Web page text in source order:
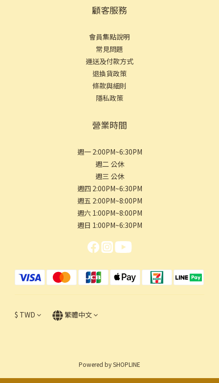
筆逛逛～
顧客服務
會員集點說明
常見問題
運送及付款方式
退換貨政策
條款與細則
隱私政策
營業時間
週一 2:00PM~6:30PM
週二 公休
週三 公休
週四 2:00PM~6:30PM
週五 2:00PM~8:00PM
週六 1:00PM~8:00PM
週日 1:00PM~6:30PM
$ TWD 繁體中文
Powered by SHOPLINE